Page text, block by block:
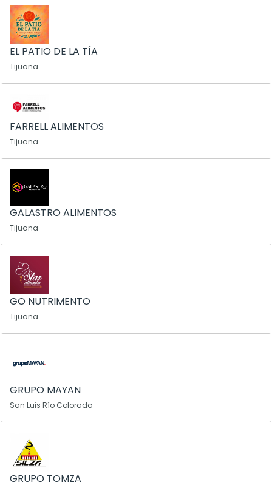
EL PATIO DE LA TÍA
Tijuana
FARRELL ALIMENTOS
Tijuana
GALASTRO ALIMENTOS
Tijuana
GO NUTRIMENTO
Tijuana
GRUPO MAYAN
San Luis Río Colorado
GRUPO TOMZA